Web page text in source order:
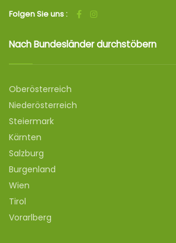
Folgen Sie uns :
Nach Bundesländer durchstöbern
Oberösterreich
Niederösterreich
Steiermark
Kärnten
Salzburg
Burgenland
Wien
Tirol
Vorarlberg